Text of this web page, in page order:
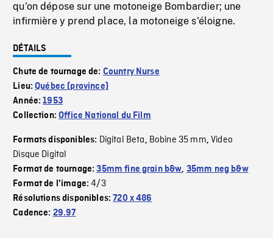
qu'on dépose sur une motoneige Bombardier; une
infirmière y prend place, la motoneige s'éloigne.
DÉTAILS
Chute de tournage de: Country Nurse
Lieu:Québec (province)
Année:1953
Collection:Office National du Film
Formats disponibles: Digital Beta, Bobine 35 mm,Video
Disque Digital
Format de tournage:35mm fine grain b&w, 35mm neg b&w
Format de l'image:4/3
Résolutions disponibles:720 x 486
Cadence: 29.97